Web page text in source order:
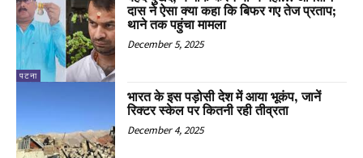
पटना
दास ने ऐसा क्या कहा कि बिफर गए तेज प्रताप;
थाने तक पहुंचा मामला
December 5, 2025
भारत के इस पड़ोसी देश में आया भूकंप, जानें
रिक्टर स्केल पर कितनी रही तीव्रता
December 4, 2025